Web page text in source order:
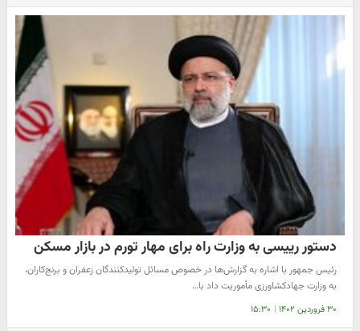
دستور رییسی به وزارت راه برای مهار تورم در بازار مسکن
رئیس جمهور با اشاره به گزارش‌ها در خصوص مسائل تولیدکنندگان زعفران و برنج‌کاران،
به وزارت جهادکشاورزی مأموریت داد با…
۳۰ فروردین ۱۴۰۲ | ۱۵:۳۰